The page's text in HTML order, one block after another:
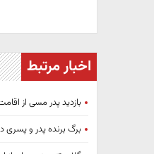
اخبار مرتبط
بازدید پدر مسی از
برگ برنده پدر و